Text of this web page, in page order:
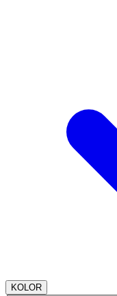
KOLOR